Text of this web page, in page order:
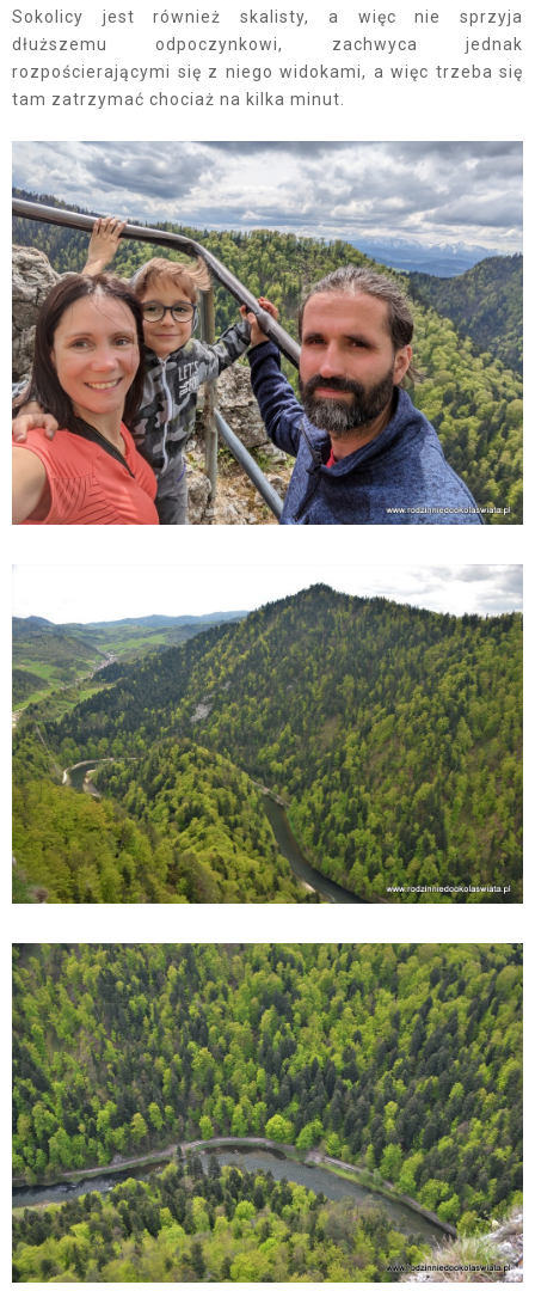
Sokolicy jest również skalisty, a więc nie sprzyja
dłuższemu odpoczynkowi, zachwyca jednak
rozpościerającymi się z niego widokami, a więc trzeba się
tam zatrzymać chociaż na kilka minut.